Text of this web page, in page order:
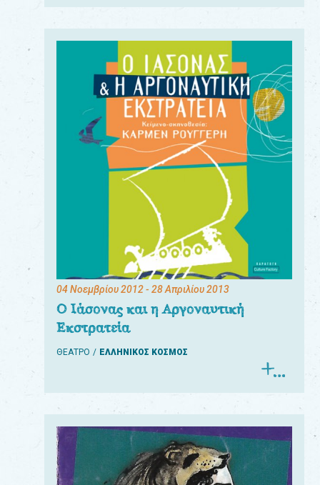
04 Νοεμβρίου 2012- 28 Απριλίου 2013
Ο Ιάσονας και η Αργοναυτική
Εκστρατεία
ΘΕΑΤΡΟ ΕΛΛΗΝΙΚΟΣ ΚΟΣΜΟΣ